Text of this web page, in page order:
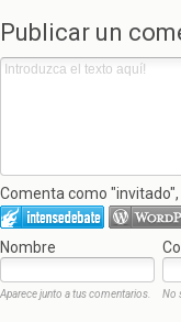
Publicar un
Comenta como "invitado",
Nombre
Aparece junto a tus comentarios. No